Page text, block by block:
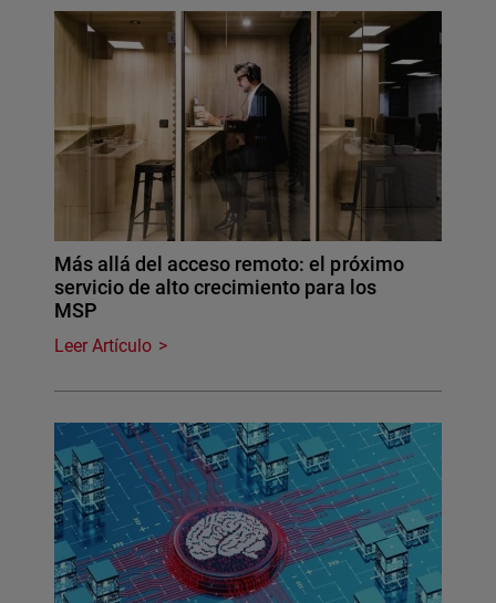
Más allá del acceso remoto: el próximo
servicio de alto crecimiento para los
MSP
Leer Artículo